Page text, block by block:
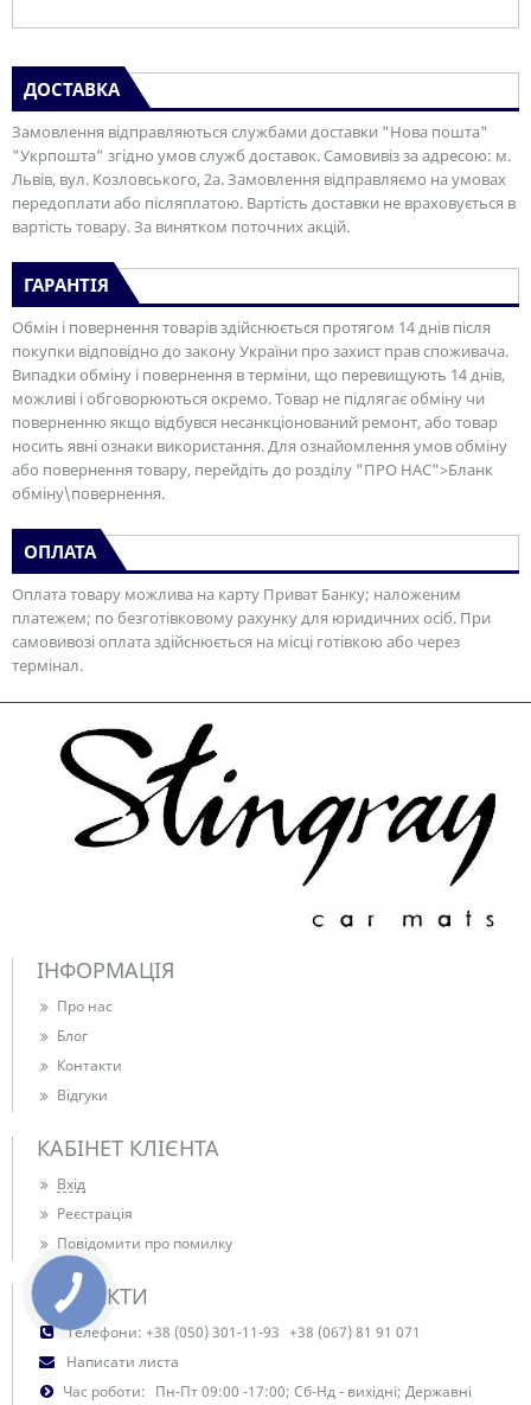
ДОСТАВКА
Замовлення відправляються службами доставки "Нова пошта"
"Укрпошта” згідно умов служб доставок. Самовивіз за адресою: м.
Львів, вул. Козловського, 2а. Замовлення відправляємо на умовах
передоплати або післяплатою. Вартість доставки не враховується в
вартість товару. За винятком поточних акцій.
ГАРАНТІЯ
Обмін і повернення товарів здійснюється протягом 14 днів після
покупки відповідно до закону України про захист прав споживача.
Випадки обміну і повернення в терміни, що перевищують 14 днів,
можливі і обговорюються окремо. Товар не підлягає обміну чи
поверненню якщо відбувся несанкціонований ремонт, або товар
носить явні ознаки використання. Для ознайомлення умов обміну
або повернення товару, перейдіть до розділу "ПРО НАС">Бланк
обміну\повернення.
ОПЛАТА
Оплата товару можлива на карту Приват Банку; наложеним
платежем; по безготівковому рахунку для юридичних осіб. При
самовивозі оплата здійснюється на місці готівкою або через
термінал.
ІНФОРМАЦІЯ
Про нас
Блог
Контакти
Відгуки
КАБІНЕТ КЛІЄНТА
Вхід
Реєстрація
Повідомити про помилку
КОНТАКТИ
Телефони: +38 (050) 301-11-93 +38 (067) 81 91 071
Написати листа
Час роботи: Пн-Пт 09:00 -17:00; Сб-Нд - вихідні; Державні